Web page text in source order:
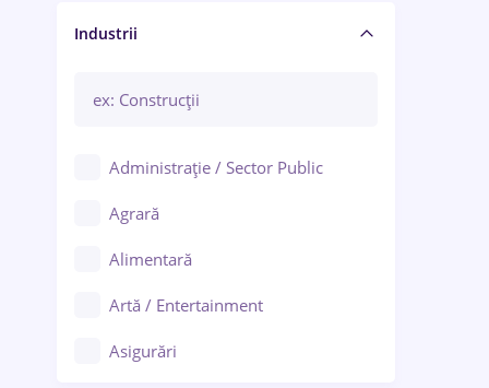
Manager / Executiv
Industrii
Administrație / Sector Public
Agrară
Alimentară
Artă / Entertainment
Asigurări